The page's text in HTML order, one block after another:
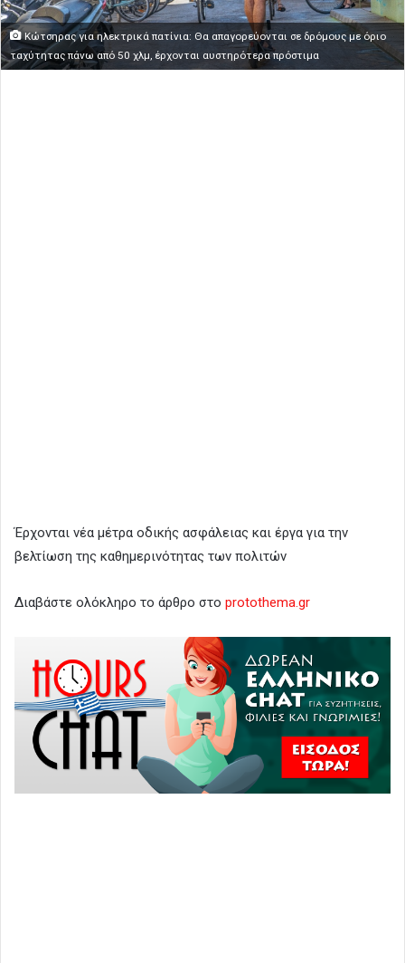
Κώτσηρας για ηλεκτρικά πατίνια: Θα απαγορεύονται σε δρόμους με όριο
ταχύτητας πάνω από 50 χλμ, έρχονται αυστηρότερα πρόστιμα
Έρχονται νέα μέτρα οδικής ασφάλειας και έργα για την
βελτίωση της καθημερινότητας των πολιτών
Διαβάστε ολόκληρο το άρθρο στο protothema.gr